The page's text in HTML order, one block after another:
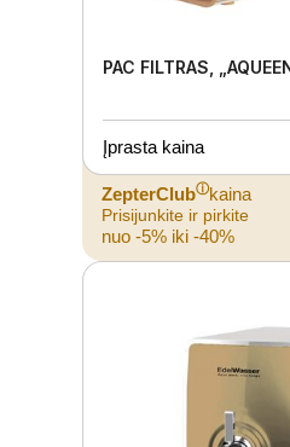
PAC FILTRAS,
Įprasta kaina
ZepterClubⓘkaina
Prisijunkite ir pirkite
nuo -5% iki -40%